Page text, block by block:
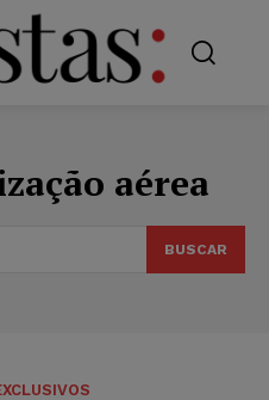
aérea
BUSCAR